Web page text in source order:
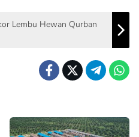
Lembu Hewan Qurban